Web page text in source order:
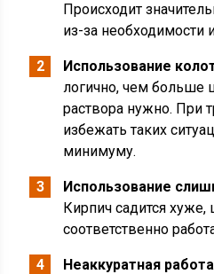
Происходит
из-за необходимости
Использование
логично, чем больше
раствора нужно. При
избежать таких
минимуму.
Использование
Кирпич садится
соответственно
Неаккуратная